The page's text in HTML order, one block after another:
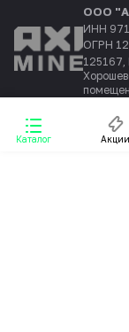
Каталог Акции
ООО
ИНН
ОГРН
125167,